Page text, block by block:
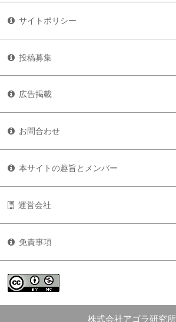
サイトポリシー
投稿募集
広告掲載
お問合わせ
本サイトの趣旨とメンバー
運営会社
免責事項
株式会社アゴラ研究所